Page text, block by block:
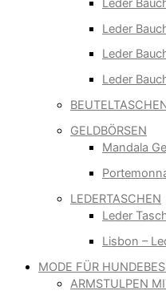
Leder
Leder
Leder
Leder
GELDBÖRSEN
Mandala
LEDERTASCHEN
Leder
Lisbon –
MODE FÜR
ARMSTULPEN